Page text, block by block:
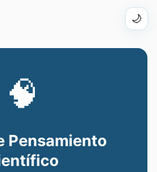
🌙
🧠
Pensamiento